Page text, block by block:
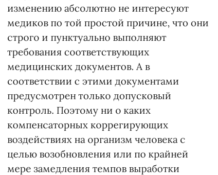
изменению абсолютно не интересуют
медиков по той простой причине, что они
строго и пунктуально выполняют
требования соответствующих
медицинских документов. А в
соответствии с этими документами
предусмотрен только допусковый
контроль. Поэтому ни о каких
компенсаторных коррегирующих
воздействиях на организм человека с
целью возобновления или по крайней
мере замедления темпов выработки